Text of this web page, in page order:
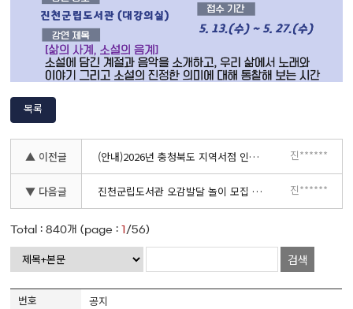
목록
▲ 이전글 (안내)2026년 충청북도 지역서점 인증 신청 접수 공고 진******
▼ 다음글 진천군립도서관 오감발달 놀이 모집 안내 (우리 아기 두뇌 쑥쑥! K-놀이) 진******
Total :840개 (page :1 /56)
검색
공지